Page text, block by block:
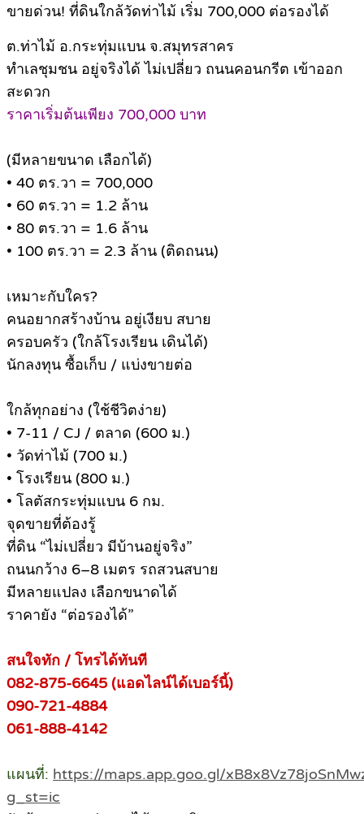
ขายด่วน! ที่ดินใกล้วัดท่าไม้ เริ่ม 700,000 ต่อรองได้
ต.ท่าไม้ อ.กระทุ่มแบน จ.สมุทรสาคร
ทำเลชุมชน อยู่จริงได้ ไม่เปลี่ยว ถนนคอนกรีต เข้าออก
สะดวก
ราคาเริ่มต้นเพียง 700,000 บาท
(มีหลายขนาด เลือกได้)
• 40 ตร.วา = 700,000
• 60 ตร.วา = 1.2 ล้าน
• 80 ตร.วา = 1.6 ล้าน
• 100 ตร.วา = 2.3 ล้าน (ติดถนน)
เหมาะกับใคร?
คนอยากสร้างบ้าน อยู่เงียบ สบาย
ครอบครัว (ใกล้โรงเรียน เดินได้)
นักลงทุน ซื้อเก็บ / แบ่งขายต่อ
ใกล้ทุกอย่าง (ใช้ชีวิตง่าย)
• 7-11 / CJ / ตลาด (600 ม.)
• วัดท่าไม้ (700 ม.)
• โรงเรียน (800 ม.)
• โลตัสกระทุ่มแบน 6 กม.
จุดขายที่ต้องรู้
ที่ดิน “ไม่เปลี่ยว มีบ้านอยู่จริง”
ถนนกว้าง 6–8 เมตร รถสวนสบาย
มีหลายแปลง เลือกขนาดได้
ราคายัง “ต่อรองได้”
สนใจทัก / โทรได้ทันที
082-875-6645 (แอดไลน์ได้เบอร์นี้)
090-721-4884
061-888-4142
แผนที่: https://maps.app.goo.gl/
g_st=ic